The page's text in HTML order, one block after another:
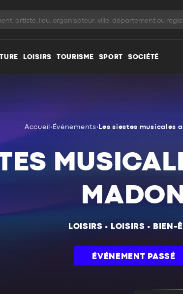
LOISIRS TOURISME SPORT SOCIÉTÉ
Accueil • Événements•Les siestes musicales
MADON
LOISIRS • LOISIRS • BIEN-
ÉVÉNEMENT PASSÉ